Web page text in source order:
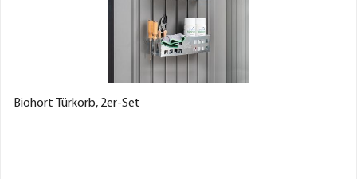
Biohort Türkorb, 2er-Set